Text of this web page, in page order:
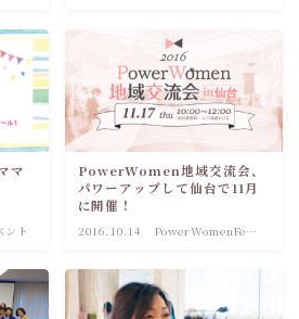
マ
ント
PowerWomen地域交流会、
パワーアップして仙台で11月
に開催！
2016.10.14
PowerWomenFes